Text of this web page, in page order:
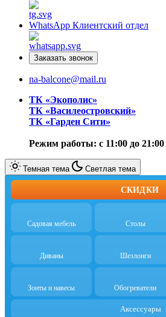
WhatsApp Клиентский отдел
Заказать звонок
na-balcone@mail.ru
ТК «Экополис»
ТК «Василеостровский»
ТК «Гарден Сити»
Режим работы: с 11:00 до 21:00
Темная тема Светлая тема
СКИДКИ
Садовая мебель Столы
Диваны Шезлонги
Зонты и навесы Обогреватели
Аксессуары